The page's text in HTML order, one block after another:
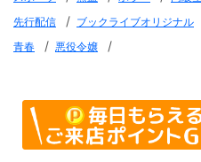
先行配信 / ブックライブオリジナル
青春 / 悪役令嬢
/